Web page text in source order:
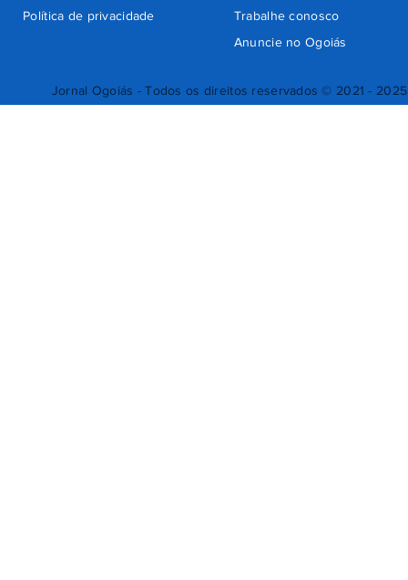
Jornal Ogoiás - Todos os direitos reservados © 2021 - 2025
Trabalhe conosco
Política de privacidade
Anuncie no Ogoiás